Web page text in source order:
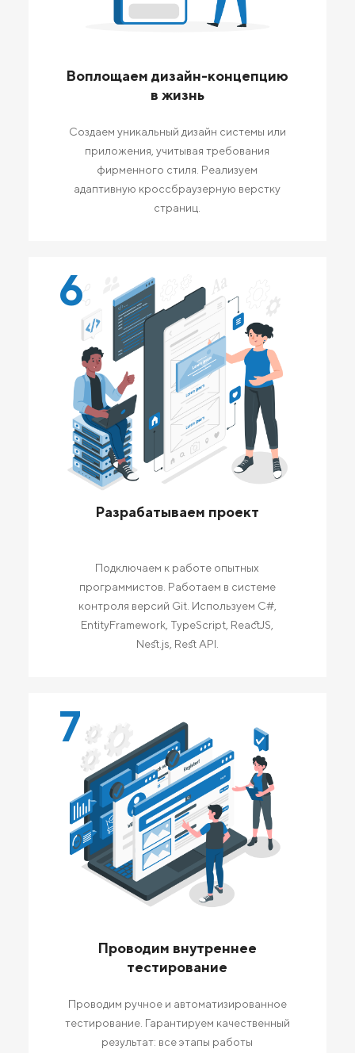
Воплощаем дизайн-концепцию
в жизнь
Создаем уникальный дизайн системы или
приложения, учитывая требования
фирменного стиля. Реализуем
адаптивную кроссбраузерную верстку
страниц.
6
Разрабатываем проект
Подключаем к работе опытных
программистов. Работаем в системе
контроля версий Git. Используем C#,
EntityFramework, TypeScript, ReactJS,
Nest.js, Rest API.
7
Проводим внутреннее
тестирование
Проводим ручное и автоматизированное
тестирование. Гарантируем качественный
результат: все этапы работы